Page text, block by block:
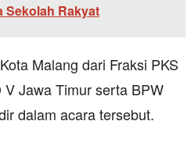
Sekolah Rakyat
Malang dari Fraksi PKS
Jawa Timur serta BPW
dalam acara tersebut.